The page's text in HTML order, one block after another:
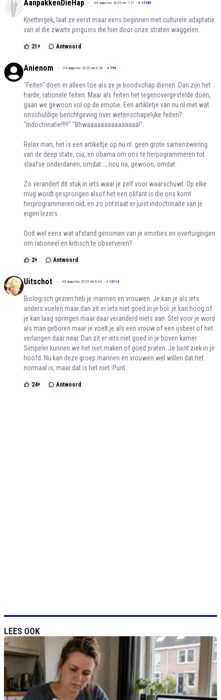
AanpakkenDieHap 04 augustus 2025 om 7:21 + 17283
Knettergek, laat ze eerst maar eens beginnen met culturele adaptatie
van al die zwarte pinguïns die hier door onze straten waggelen.
21+ Antwoord
Anienom 04 augustus 2025 om 6:36 + 790
"Feiten" doen er alleen toe als ze je boodschap dienen. Dan zijn het
harde, rationele feiten. Maar als feiten het tegenovergestelde doen,
gaan we gewoon vol op de emotie. Een artikletje van nu.nl met wat
onschuldige berichtgeving over wetenschapelijke feiten?
"Indoctrinatie!!!!!" "Bhwaaaaaaaaaaaaaaa!".
Relax man, het is een artikeltje op nu.nl. geen grote samenzwering
van de deep state, cia, en obama om ons te herpogrammeren tot
slaafse onderdanen, omdat..., nou na, gewoon, omdat.
Zo verandert dit stuk in iets waar je zelf voor waarschuwt. Op elke
mug wordt gesprongen alsof het een olifant is die ons komt
herprogrammeren oid, en zo ontstaat er juist indoctrinaite van je
eigen lezers.
Ooit wel eens wat afstand genomen van je emoties en overtuigingen
om rationeel en kritisch te observeren?
2+ Antwoord
Uitschot 04 augustus 2025 om 6:04 + 13114
Biologisch gezien heb je mannen en vrouwen. Je kan je als iets
anders voelen maar dan zit er iets niet goed in je bol. je kan hoog of
je kan laag springen maar daar veranderd niets aan. Stel voor je word
als man geboren maar je voelt je als een vrouw of een ijsbeer of het
verlangen daar naar. Dan zit er iets niet goed in je boven kamer.
Simpeler kunnen we het niet maken of goed praten. Je bent ziek in je
hoofd. Nu kan deze groep mannen en vrouwen wel willen dat het
normaal is, maar dat is het niet. Punt.
24+ Antwoord
LEES OOK